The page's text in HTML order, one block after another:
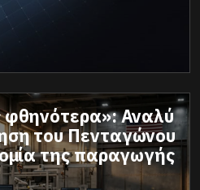
φθηνότερα»: Αναλύ
του Πενταγώνου
της παραγωγής